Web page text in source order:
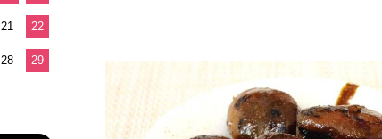
21 22
28 29